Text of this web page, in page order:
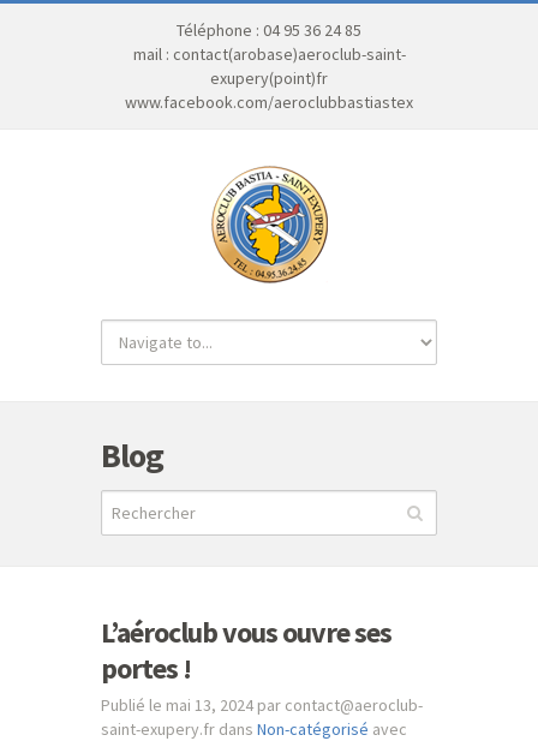
Téléphone : 04 95 36 24 85
mail : contact(arobase)aeroclub-saint-
exupery(point)fr
www.facebook.com/aeroclubbastiastex
Blog
L’aéroclub vous ouvre ses
portes !
Publié le mai 13, 2024 par contact@aeroclub-
saint-exupery.fr dans Non-catégorisé avec